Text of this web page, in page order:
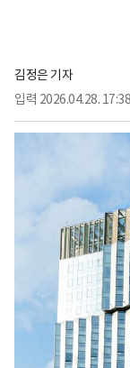
김정은 기자
입력 2026.04.28. 17:38